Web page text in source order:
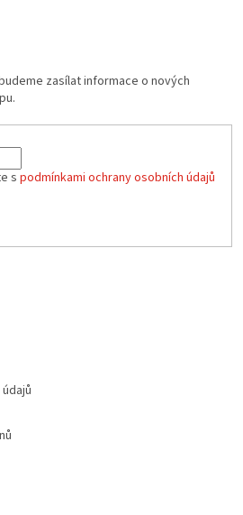
zasílat informace o nových
s podmínkami ochrany osobních údajů